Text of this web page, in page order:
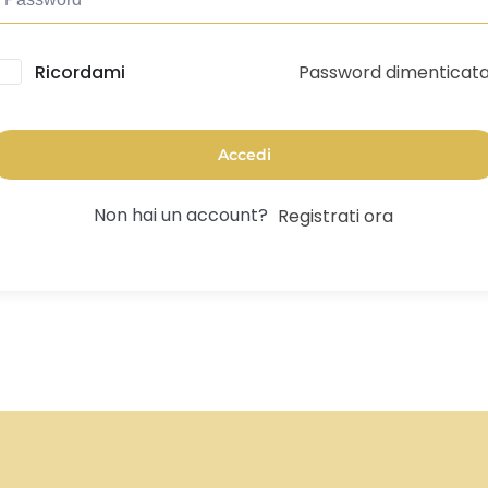
Ricordami Password
Accedi
Non hai un account? Registrati ora